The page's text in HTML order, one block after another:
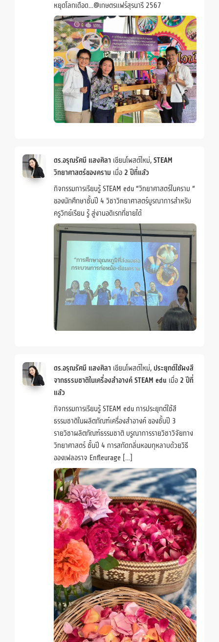
หยุดโลกเดือด…@เกษตรแฟร์สุรนารี 2567
ดร.อรุณรัศมี แสงศิลา เขียนโพสต์ใหม่,STEAM
วิทยาศาสตร์ของคราม เมื่อ 2 ปีที่แล้ว
กิจกรรมการเรียนรู้ STEAM edu “วิทยาศาสตร์ในคราม “
ของนักศึกษาชั้นปี 4 วิชาวิทยาศาสตร์บูรณาการสำหรับ
ครูวิทย์เรียน รู้ สู่งานอดิเรกที่ขายได้
ดร.อรุณรัศมี แสงศิลา เขียนโพสต์ใหม่, ประยุกต์ใช้ผงสี
จากธรรมชาติในเครื่องสำอางค์ STEAM edu เมื่อ 2 ปีที่
แล้ว
กิจกรรมการเรียนรู้ STEAM edu การประยุกต์ใช้สี
ธรรมชาติในผลิตภัณฑ์เครื่องสำอางค์ ของชั้นปี 3
รายวิชาผลิตภัณฑ์ธรรมชาติ บรูณาการรายวิชาวิจัยทาง
วิทยาศาสตร์ ชั้นปี 4 การสกัดกลิ่นหอมกุหลาบด้วยวิธี
อองเฟลอราจ Enfleurage […]